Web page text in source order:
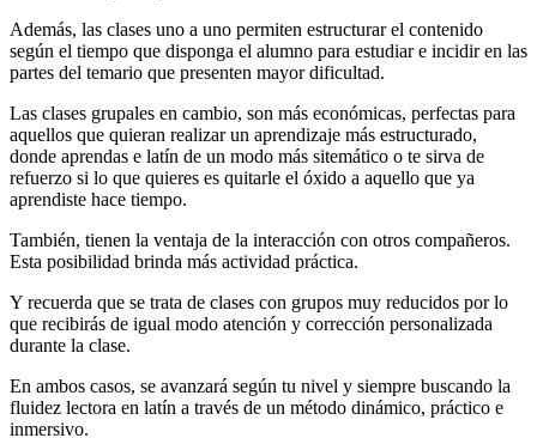
Además, las clases uno a uno permiten estructurar el contenido
según el tiempo que disponga el alumno para estudiar e incidir en las
partes del temario que presenten mayor dificultad.
Las clases grupales en cambio, son más económicas, perfectas para
aquellos que quieran realizar un aprendizaje más estructurado,
donde aprendas e latín de un modo más sitemático o te sirva de
refuerzo si lo que quieres es quitarle el óxido a aquello que ya
aprendiste hace tiempo.
También, tienen la ventaja de la interacción con otros compañeros.
Esta posibilidad brinda más actividad práctica.
Y recuerda que se trata de clases con grupos muy reducidos por lo
que recibirás de igual modo atención y corrección personalizada
durante la clase.
En ambos casos, se avanzará según tu nivel y siempre buscando la
fluidez lectora en latín a través de un método dinámico, práctico e
inmersivo.